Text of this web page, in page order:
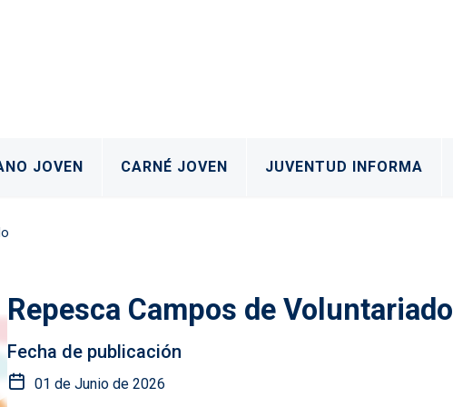
JOVEN CARNÉ JOVEN JUVENTUD INFORMA
Repesca Campos de Voluntariado
Fecha de publicación
01 de Junio de 2026